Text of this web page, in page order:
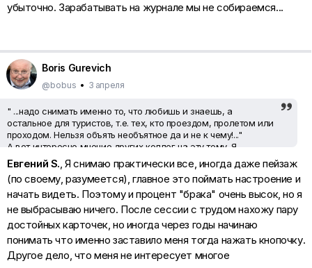
убыточно. Зарабатывать на журнале мы не собираемся...
Boris Gurevich
@bobus • 3 апреля
" ...надо снимать именно то, что любишь и знаешь, а
остальное для туристов, т.е. тех, кто проездом, пролетом или
проходом. Нельзя объять необъятное да и не к чему!..."
А вот интересно мнение других коллег на эту тему. Я ,
например , с этой мыслью Николая Семенова не согласен ,
потому что снимая то , что любил снимать и казалось знал
меня завели в тупик ( возникло чувство , что я уже не только
повторяю авторов на которых ориентировался , но и сам
себя - стало грустно ) ... И только когда уговорил себя
выбраться и этого " прокрустова ложа" я получил ту свободу
в творчестве ( громковато сказано конечно ) , которая была
так нужна мне . И не худшие на мой вкус картинки я сделал
именно когда находился в поездках . Именно там возникали
идеи снять то , чего бы и в голову не могло прийти дома.
Евгений S., Я снимаю практически все, иногда даже пейзаж
(по своему, разумеется), главное это поймать настроение и
начать видеть. Поэтому и процент "брака" очень высок, но я
не выбрасываю ничего. После сессии с трудом нахожу пару
достойных карточек, но иногда через годы начинаю
понимать что именно заставило меня тогда нажать кнопочку.
Другое дело, что меня не интересует многое